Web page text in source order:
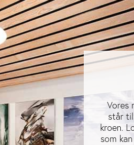
Vores
står
kroen.
som